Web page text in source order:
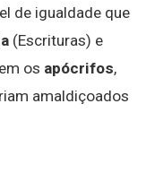
de igualdade que
(Escrituras) e
os apócrifos,
amaldiçoados